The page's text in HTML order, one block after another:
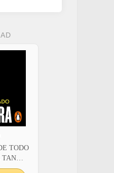
TODO
TAN